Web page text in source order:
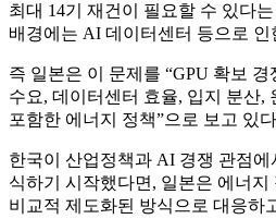
최대 14기 재건이 필요할 수 있다
배경에는 AI 데이터센터 등으로
즉 일본은 이 문제를 “GPU 확보
수요, 데이터센터 효율, 입지 분산,
포함한 에너지 정책”으로 보고 있
한국이 산업정책과 AI 경쟁 관점
식하기 시작했다면, 일본은 에너지
비교적 제도화된 방식으로 대응하